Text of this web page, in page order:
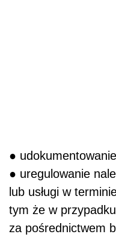
●
● uregulowanie
lub usługi w
tym że w
za pośrednictwem